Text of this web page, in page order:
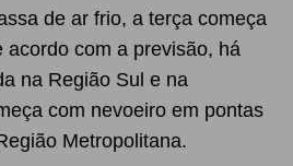
de ar frio, a terça começa
acordo com a previsão, há
na Região Sul e na
com nevoeiro em pontas
Metropolitana.